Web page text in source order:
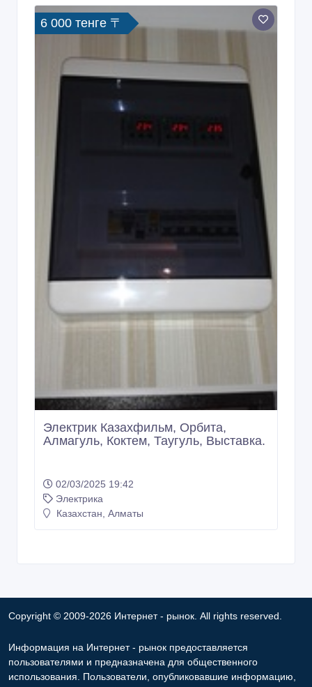
6 000 тенге 〒
Электрик Казахфильм, Орбита,
Алмагуль, Коктем, Таугуль, Выставка.
02/03/2025 19:42
Электрика
Казахстан, Алматы
Copyright © 2009-2026 Интернет - рынок. All rights reserved.
Информация на Интернет - рынок предоставляется
пользователями и предназначена для общественного
использования. Пользователи, опубликовавшие информацию,